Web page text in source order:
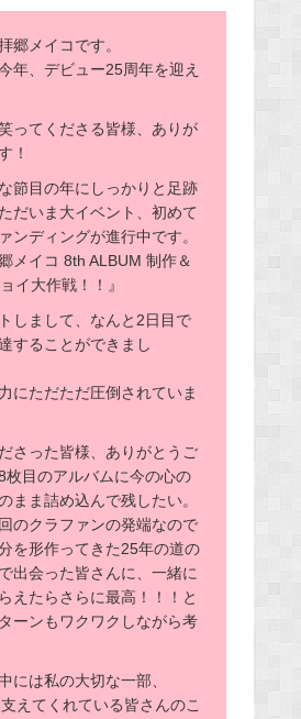
郷メイコです。
年、デビュー25周年を迎え
ってくださる皆様、ありが
！
節目の年にしっかりと足跡
だいま大イベント、初めて
ンディングが進行中です。
メイコ 8th ALBUM 制作＆
イ大作戦！！』
しまして、なんと2日目で
することができまし
にただただ圧倒されていま
さった皆様、ありがとうご
枚目のアルバムに今の心の
まま詰め込んで残したい。
のクラファンの発端なので
を形作ってきた25年の道の
出会った皆さんに、一緒に
えたらさらに最高！！！と
ーンもワクワクしながら考
には私の大切な一部、
支えてくれている皆さんのこ